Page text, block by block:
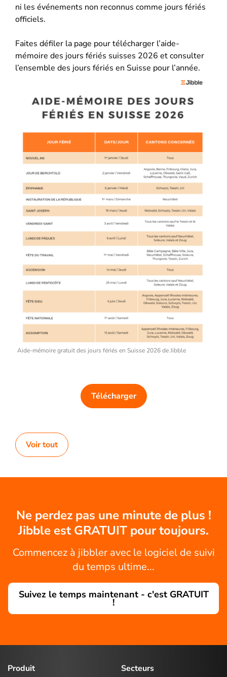
ni les événements non reconnus comme jours fériés
officiels.
Faites défiler la page pour télécharger l’aide-
mémoire des jours fériés suisses 2026 et consulter
l’ensemble des jours fériés en Suisse pour l’année.
Aide-mémoire gratuit des jours fériés en Suisse 2026 de Jibble
Télécharger
Voir tout
Ne perdez pas une minute de plus !
Jibble est GRATUIT pour toujours.
Commencez à jibbler avec le logiciel de suivi
du temps ultime...
Suivez le temps maintenant - c'est GRATUIT
!
Produit
Secteurs